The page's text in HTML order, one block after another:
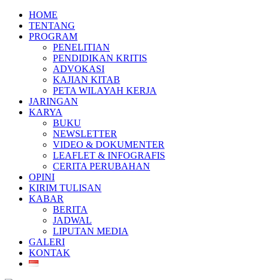
HOME
TENTANG
PROGRAM
PENELITIAN
PENDIDIKAN KRITIS
ADVOKASI
KAJIAN KITAB
PETA WILAYAH KERJA
JARINGAN
KARYA
BUKU
NEWSLETTER
VIDEO & DOKUMENTER
LEAFLET & INFOGRAFIS
CERITA PERUBAHAN
OPINI
KIRIM TULISAN
KABAR
BERITA
JADWAL
LIPUTAN MEDIA
GALERI
KONTAK